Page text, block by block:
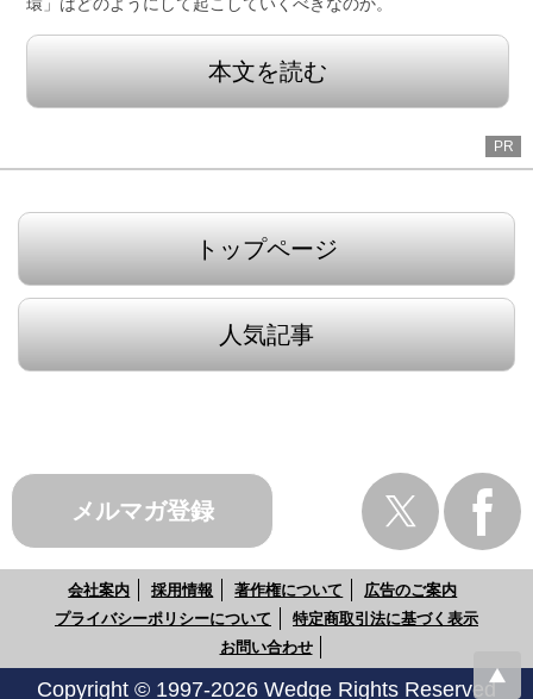
本文を読む
PR
トップページ
人気記事
メルマガ登録
会社案内 採用情報 著作権について
広告のご案内
プライバシーポリシーについて
特定商取引法に基づく表示
お問い合わせ
Copyright © 1997-2026 Wedge Rights Reserved